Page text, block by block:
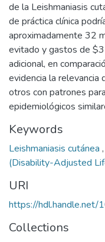
de la Leishmaniasis
de práctica clínica
aproximadamente 32
evitado y gastos de
adicional, en
evidencia la relevancia
otros con patrones
epidemiológicos
Keywords
Leishmaniasis cutánea ,
(Disability-Adjusted
URI
https://
Collections